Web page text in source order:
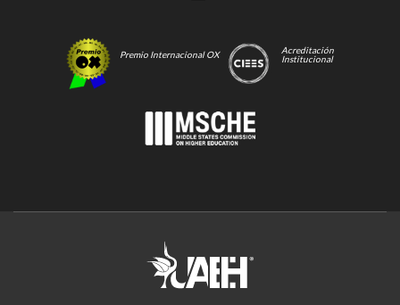
Premio Internacional OX
Acreditación
Institucional